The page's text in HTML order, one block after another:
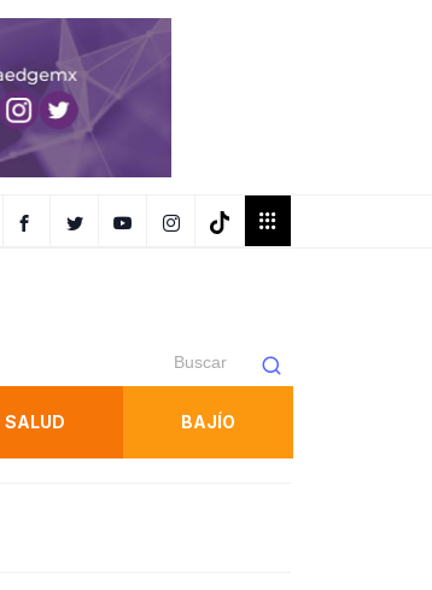
FISCALÍA ESPECIALIZADA EN ATENCIÓN DE LA MUJER
SALUD BAJÍO